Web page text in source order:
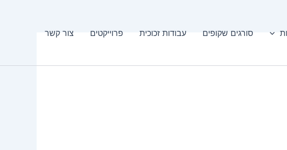
סורגים שקופים עבודות זכוכית פרוייקטים צור קשר